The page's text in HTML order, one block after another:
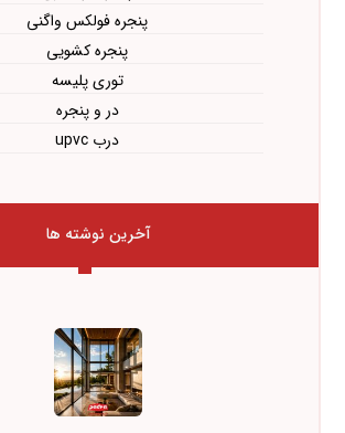
پنجره فولکس واگنی
پنجره کشویی
توری پلیسه
در و پنجره
درب upvc
آخرین نوشته ها